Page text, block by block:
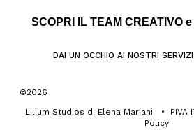
SCOPRI IL TEAM CREATIVO
DAI UN OCCHIO AI NOSTRI SERVIZI
©2026
Lilium Studios di Elena Mariani • PIVA
Policy